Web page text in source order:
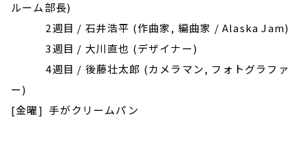
ルーム部長)
2週目 / 石井浩平 (作曲家, 編曲家 / Alaska Jam)
3週目 / 大川直也 (デザイナー)
4週目 / 後藤壮太郎 (カメラマン, フォトグラファ
ー)
[金曜] 手がクリームパン